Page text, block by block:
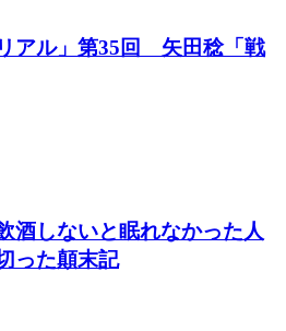
アル」第35回 矢田稔「戦
酒しないと眠れなかった人
った顛末記